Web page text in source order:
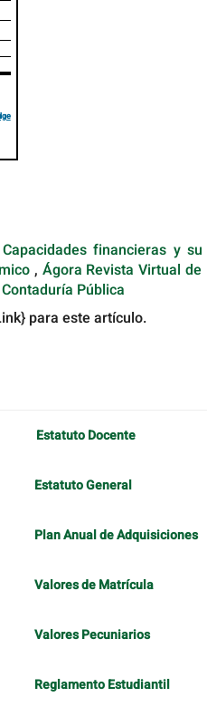
Capacidades financieras y
, Ágora Revista Virtual
Pública
para este artículo.
Estatuto Docente
Estatuto General
Plan Anual de Adquisiciones
Valores de Matrícula
Valores Pecuniarios
Reglamento Estudiantil